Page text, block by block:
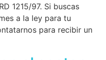
1215/97. Si buscas
a la ley para tu
para recibir un